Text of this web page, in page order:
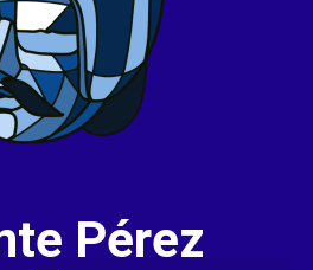
Pérez